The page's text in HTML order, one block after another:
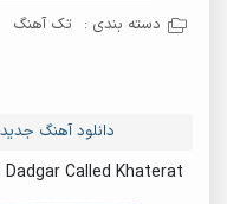
دسته بندی : تک آهنگ
دانلود آهنگ
Called Khaterat